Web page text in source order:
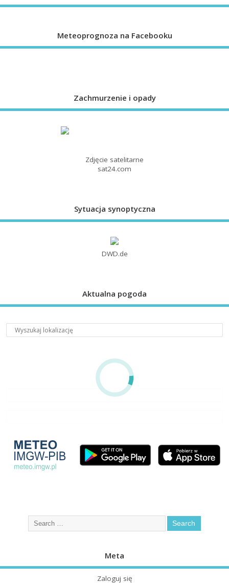
Meteoprognoza na Facebooku
Zachmurzenie i opady
Zdjęcie satelitarne
sat24.com
Sytuacja synoptyczna
DWD.de
Aktualna pogoda
Meta
Zaloguj się